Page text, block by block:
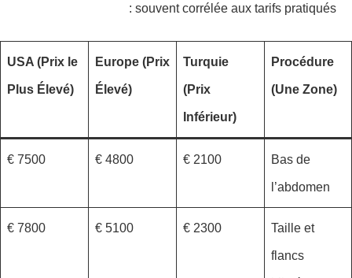
souvent corrélée aux tarifs pratiqués :
Procédure
(Une Zone)
Turquie
(Prix
Inférieur)
Europe (Prix
Élevé)
USA (Prix le
Plus Élevé)
Bas de
l’abdomen
2100 €
4800 €
7500 €
Taille et
flancs
2300 €
5100 €
7800 €